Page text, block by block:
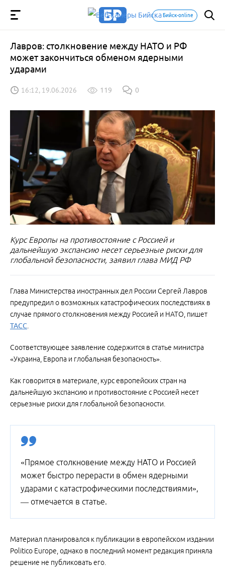
Бийск-online
Лавров: столкновение между НАТО и РФ
может закончиться обменом ядерными
ударами
16:12, 19.06.2026 119 0
Курс Европы на противостояние с Россией и
дальнейшую экспансию несет серьезные риски для
глобальной безопасности, заявил глава МИД РФ
Глава Министерства иностранных дел России Сергей Лавров
предупредил о возможных катастрофических последствиях в
случае прямого столкновения между Россией и НАТО, пишет
ТАСС.
Соответствующее заявление содержится в статье министра
«Украина, Европа и глобальная безопасность».
Как говорится в материале, курс европейских стран на
дальнейшую экспансию и противостояние с Россией несет
серьезные риски для глобальной безопасности.
«Прямое столкновение между НАТО и Россией
может быстро перерасти в обмен ядерными
ударами с катастрофическими последствиями»,
— отмечается в статье.
Материал планировался к публикации в европейском издании
Politico Europe, однако в последний момент редакция приняла
решение не публиковать его.